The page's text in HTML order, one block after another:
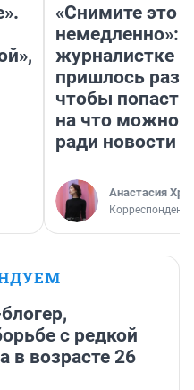
«Снимите это
немедленно»:
журналистке
пришлось
чтобы попасть
на что можно
ради новости
Анастасия
Корреспондент
с редкой
в возрасте 26